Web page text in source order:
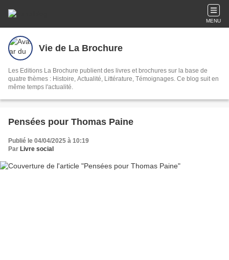
MENU
Vie de La Brochure
Les Editions La Brochure publient des livres et brochures sur la base de
quatre thèmes : Histoire, Actualité, Littérature, Témoignages. Ce blog suit en
même temps l'actualité.
Pensées pour Thomas Paine
Publié le 04/04/2025 à 10:19
Par Livre social